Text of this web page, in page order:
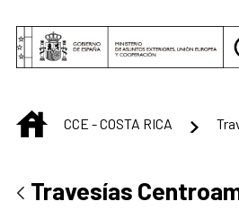
INICIO
CCE - COSTA RICA
Travesías